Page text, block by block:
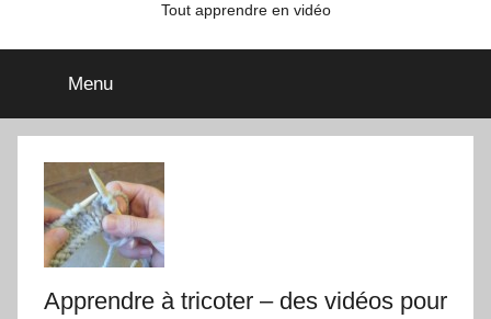
Tout apprendre en vidéo
Menu
Apprendre à tricoter – des vidéos pour